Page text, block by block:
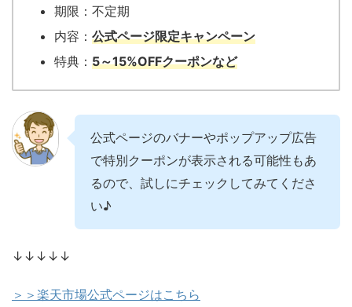
期限：不定期
内容： 公式ページ限定キャンペーン
特典： 5～15%OFFクーポンなど
公式ページのバナーやポップアップ広告
で特別クーポンが表示される可能性もあ
るので、試しにチェックしてみてくださ
い♪
↓↓↓↓↓
＞＞楽天市場公式ページはこちら